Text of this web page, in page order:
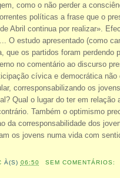
como o não perder a
políticas a frase que o
Abril continua por realizar».
O estudo apresentado (como
que os partidos foram perdendo
no comentário ao discurso
cívica e democrática
corresponsabilizando os
Qual o lugar do ter em
Também o optimismo
da corresponsabilidade dos
os jovens numa vida com
À(S) 06:50 SEM COMENTÁRIOS: